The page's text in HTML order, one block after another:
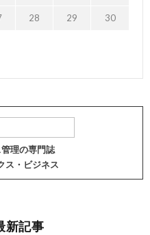
28 29 30
理の専門誌
ス・ビジネス
新記事